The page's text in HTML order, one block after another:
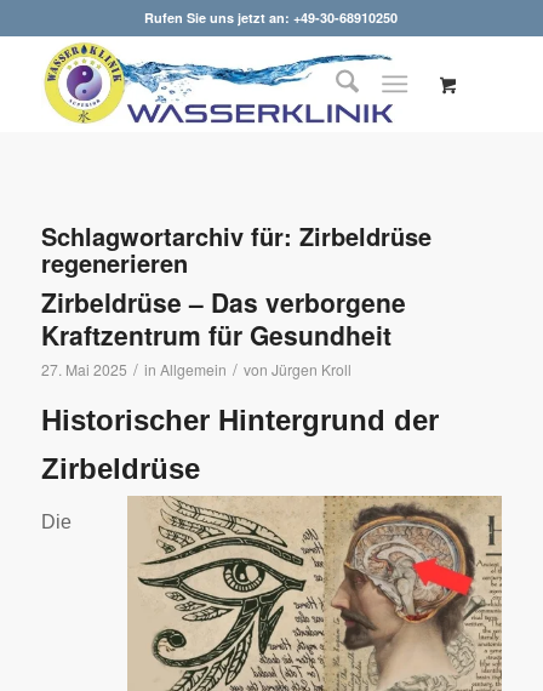
Rufen Sie uns jetzt an: +49-30-68910250
Schlagwortarchiv für: Zirbeldrüse
regenerieren
Zirbeldrüse – Das verborgene
Kraftzentrum für Gesundheit
27. Mai 2025 / in Allgemein / von Jürgen Kroll
Historischer Hintergrund der
Zirbeldrüse
Die